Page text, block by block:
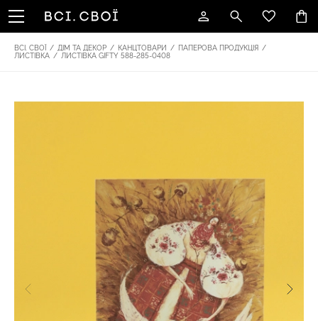
ВСІ. СВОЇ / ДІМ ТА ДЕКОР / КАНЦТОВАРИ / ПАПЕРОВА ПРОДУКЦІЯ
/
ЛИСТІВКА / ЛИСТІВКА GIFTY 588-285-0408